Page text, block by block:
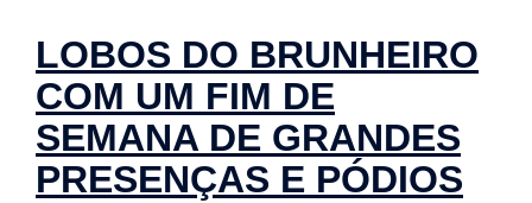
LOBOS DO BRUNHEIRO
COM UM FIM DE
SEMANA DE GRANDES
PRESENÇAS E PÓDIOS